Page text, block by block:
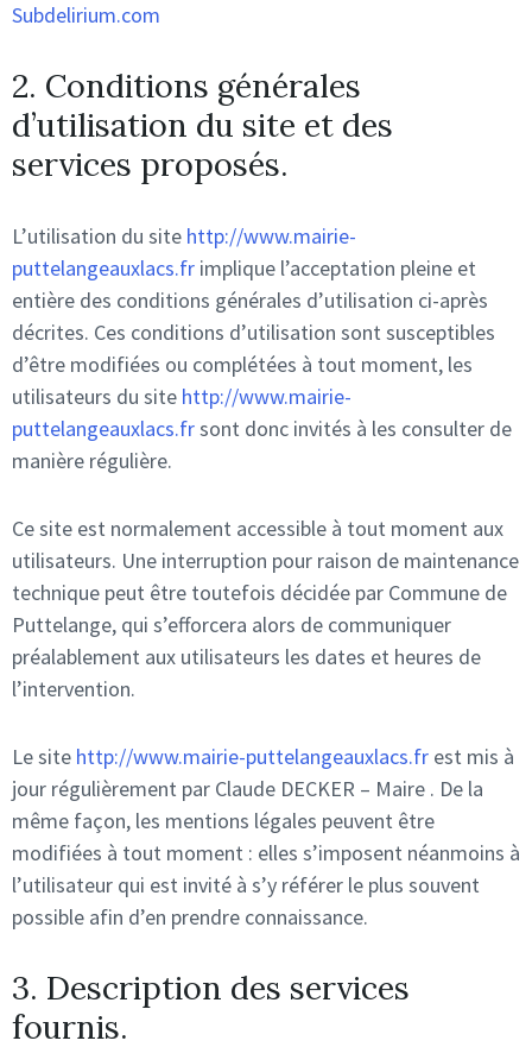
Subdelirium.com
2. Conditions générales
d’utilisation du site et des
services proposés.
L’utilisation du site http://www.mairie-
puttelangeauxlacs.fr implique l’acceptation pleine et
entière des conditions générales d’utilisation ci-après
décrites. Ces conditions d’utilisation sont susceptibles
d’être modifiées ou complétées à tout moment, les
utilisateurs du site http://www.mairie-
puttelangeauxlacs.frsont donc invités à les consulter de
manière régulière.
Ce site est normalement accessible à tout moment aux
utilisateurs. Une interruption pour raison de maintenance
technique peut être toutefois décidée par Commune de
Puttelange, qui s’efforcera alors de communiquer
préalablement aux utilisateurs les dates et heures de
l’intervention.
Le site http://www.mairie-puttelangeauxlacs.fr est mis à
jour régulièrement par Claude DECKER – Maire . De la
même façon, les mentions légales peuvent être
modifiées à tout moment : elles s’imposent néanmoins à
l’utilisateur qui est invité à s’y référer le plus souvent
possible afin d’en prendre connaissance.
3. Description des services
fournis.